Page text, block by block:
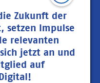
Zukunft der
setzen Impulse
relevanten
jetzt an und
auf